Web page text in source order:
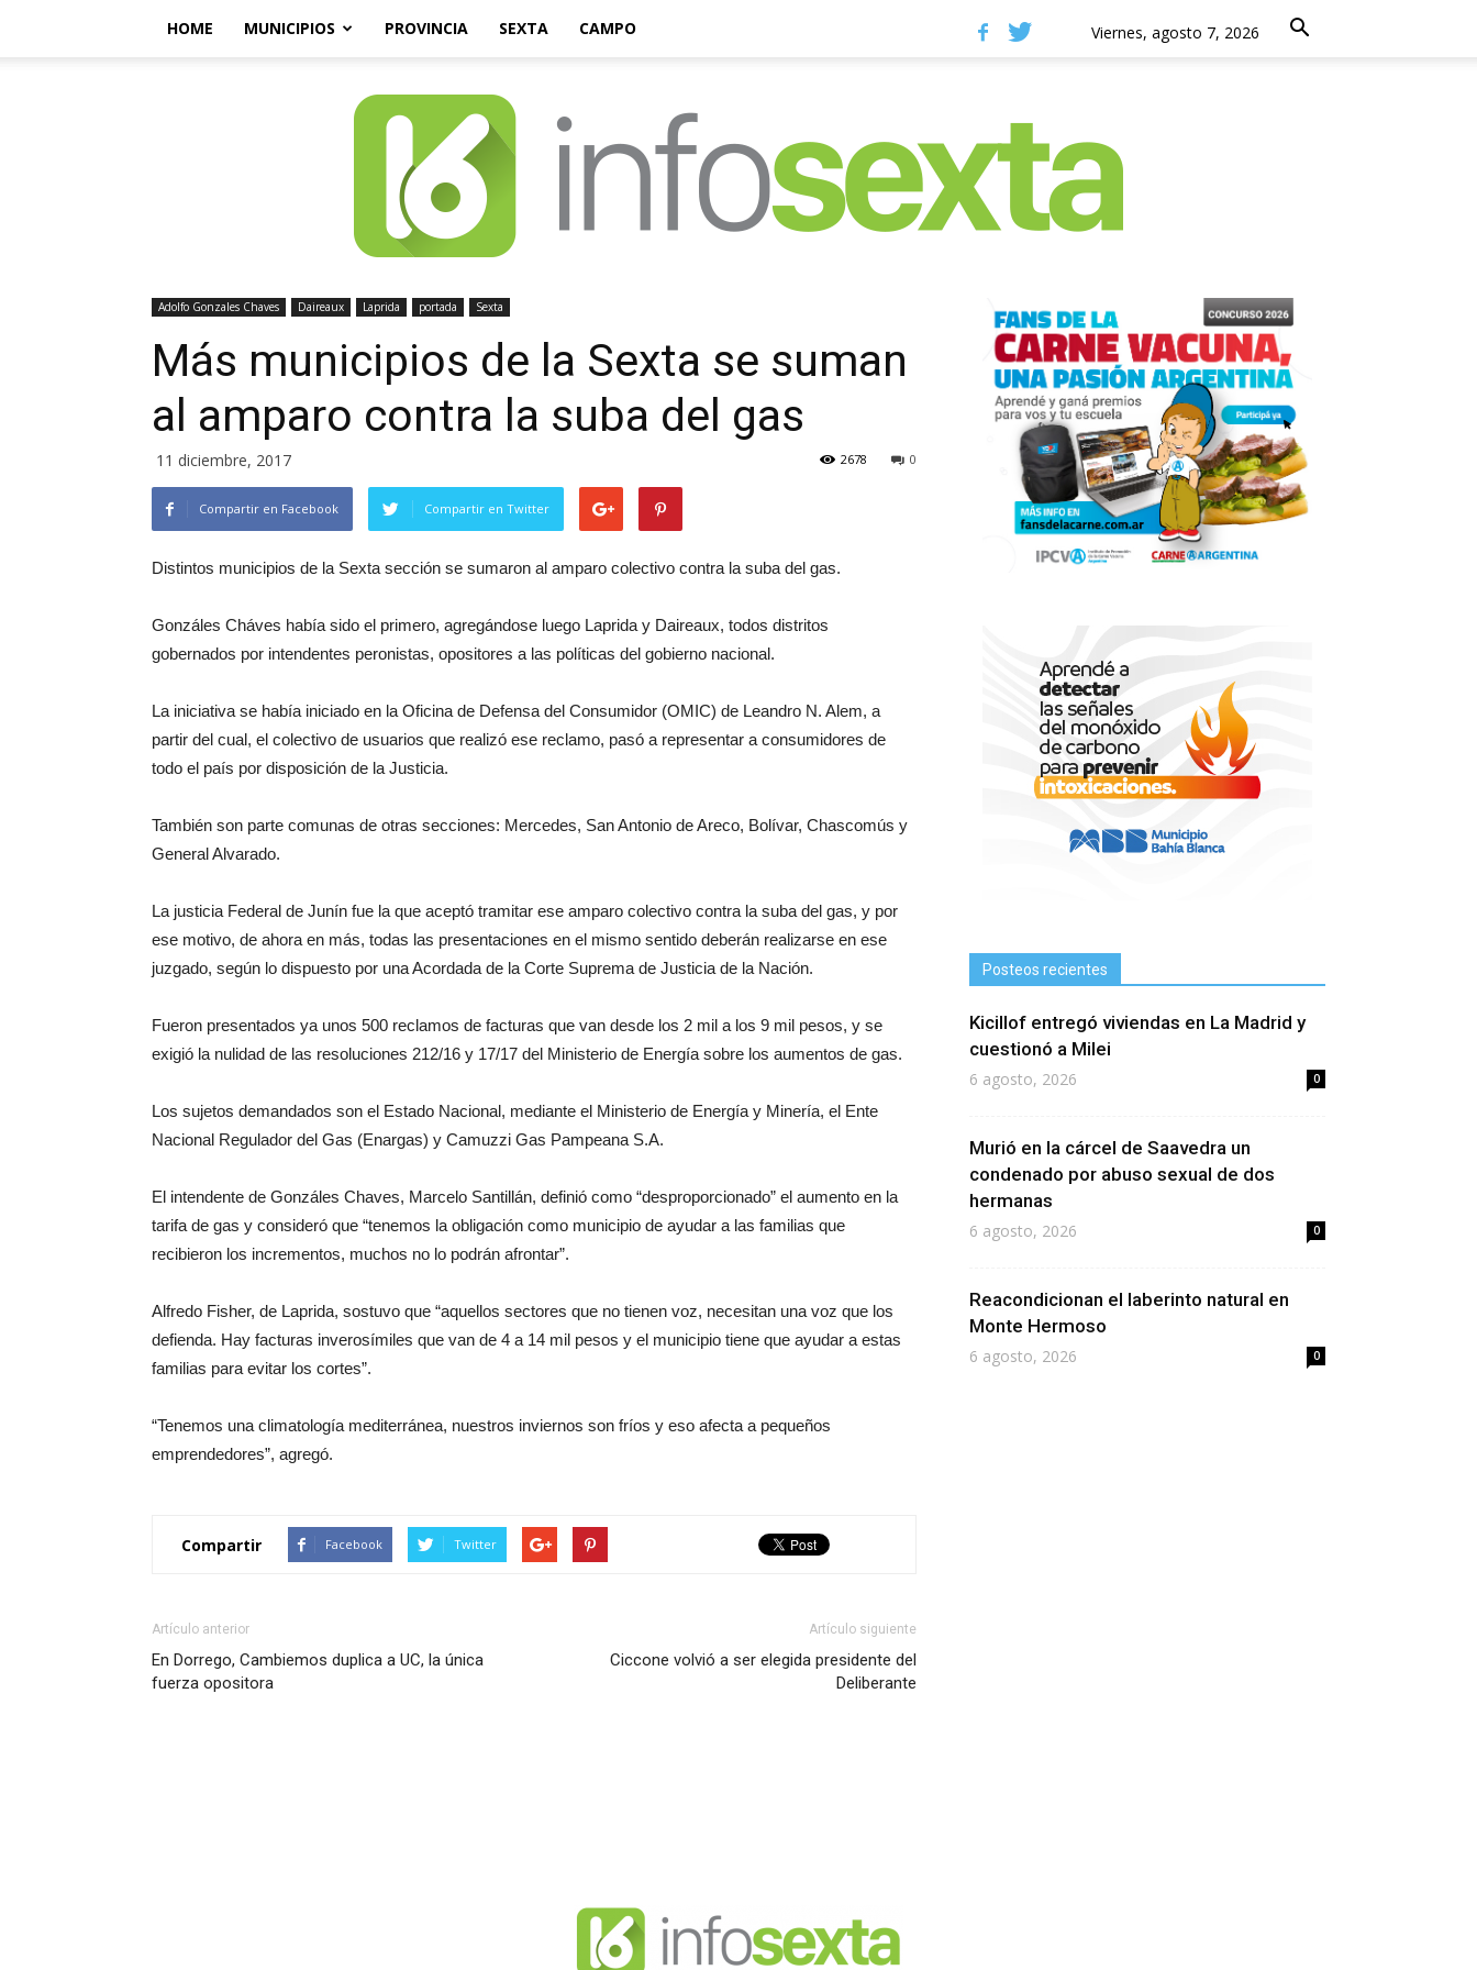
HOME MUNICIPIOS PROVINCIA SEXTA CAMPO Viernes, agosto 7, 2026
Adolfo Gonzales Chaves Daireaux Laprida portada Sexta
Más municipios de la Sexta se suman
al amparo contra la suba del gas
11 diciembre, 2017 0
2678
Compartir en Facebook Compartir en Twitter
Distintos municipios de la Sexta sección se sumaron al amparo colectivo contra la suba del gas.
Gonzáles Cháves había sido el primero, agregándose luego Laprida y Daireaux, todos distritos
gobernados por intendentes peronistas, opositores a las políticas del gobierno nacional.
La iniciativa se había iniciado en la Oficina de Defensa del Consumidor (OMIC) de Leandro N. Alem, a
partir del cual, el colectivo de usuarios que realizó ese reclamo, pasó a representar a consumidores de
todo el país por disposición de la Justicia.
También son parte comunas de otras secciones: Mercedes, San Antonio de Areco, Bolívar, Chascomús y
General Alvarado.
La justicia Federal de Junín fue la que aceptó tramitar ese amparo colectivo contra la suba del gas, y por
ese motivo, de ahora en más, todas las presentaciones en el mismo sentido deberán realizarse en ese
juzgado, según lo dispuesto por una Acordada de la Corte Suprema de Justicia de la Nación.
Fueron presentados ya unos 500 reclamos de facturas que van desde los 2 mil a los 9 mil pesos, y se
exigió la nulidad de las resoluciones 212/16 y 17/17 del Ministerio de Energía sobre los aumentos de gas.
Los sujetos demandados son el Estado Nacional, mediante el Ministerio de Energía y Minería, el Ente
Nacional Regulador del Gas (Enargas) y Camuzzi Gas Pampeana S.A.
El intendente de Gonzáles Chaves, Marcelo Santillán, definió como “desproporcionado” el aumento en la
tarifa de gas y consideró que “tenemos la obligación como municipio de ayudar a las familias que
recibieron los incrementos, muchos no lo podrán afrontar”.
Alfredo Fisher, de Laprida, sostuvo que “aquellos sectores que no tienen voz, necesitan una voz que los
defienda. Hay facturas inverosímiles que van de 4 a 14 mil pesos y el municipio tiene que ayudar a estas
familias para evitar los cortes”.
“Tenemos una climatología mediterránea, nuestros inviernos son fríos y eso afecta a pequeños
emprendedores”, agregó.
Compartir Facebook Twitter
Artículo anterior
En Dorrego, Cambiemos duplica a UC, la única
fuerza opositora
Artículo siguiente
Ciccone volvió a ser elegida presidente del
Deliberante
Posteos recientes
Kicillof entregó viviendas en La Madrid y
cuestionó a Milei
6 agosto, 2026 0
Murió en la cárcel de Saavedra un
condenado por abuso sexual de dos
hermanas
6 agosto, 2026 0
Reacondicionan el laberinto natural en
Monte Hermoso
6 agosto, 2026 0